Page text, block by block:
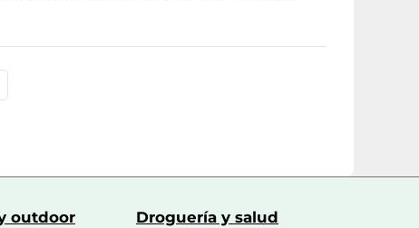
outdoor Droguería y salud